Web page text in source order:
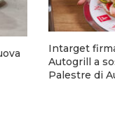
Intarget
Autogrill a
Palestre di